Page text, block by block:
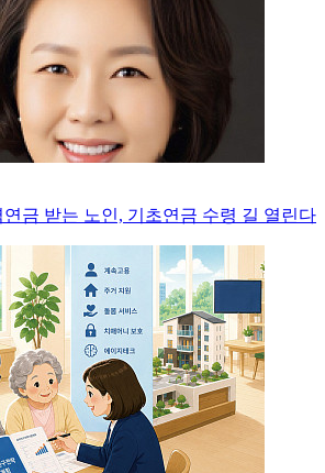
연금 받는 노인, 기초연금 수령 길 열린다